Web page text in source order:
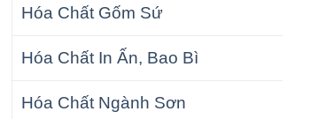
Hóa Chất Gốm Sứ
Hóa Chất In Ấn, Bao Bì
Hóa Chất Ngành Sơn